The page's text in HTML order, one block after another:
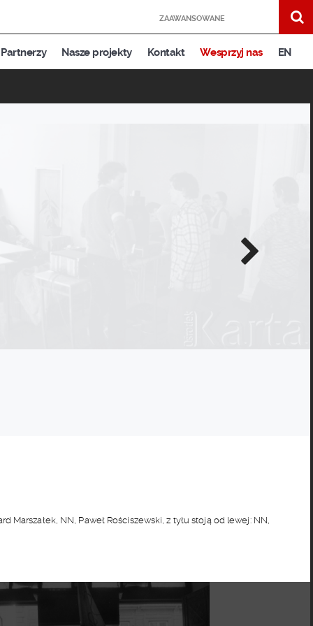
ZAAWANSOWANE
Partnerzy Nasze projekty Kontakt Wesprzyj nas EN
Następne
zdjęcie
NN, Paweł Rościszewski, z tyłu stoją od lewej: NN,